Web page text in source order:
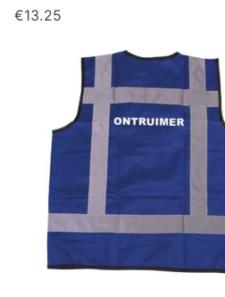
€13.25